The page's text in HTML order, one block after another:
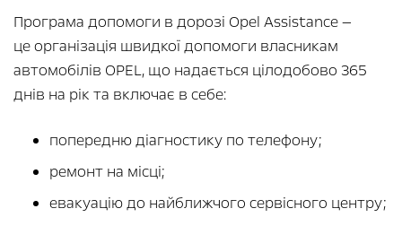
Програма допомоги в дорозі Opel Assistance —
це організація швидкої допомоги власникам
автомобілів OPEL, що надається цілодобово 365
днів на рік та включає в себе:
попередню діагностику по телефону;
ремонт на місці;
евакуацію до найближчого сервісного центру;